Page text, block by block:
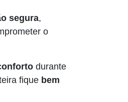
segura,
o
durante
fique bem